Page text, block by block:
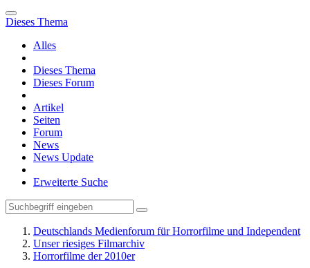
Dieses Thema
Alles
Dieses Thema
Dieses Forum
Artikel
Seiten
Forum
News
News Update
Erweiterte Suche
Deutschlands Medienforum für Horrorfilme und Independent
Unser riesiges Filmarchiv
Horrorfilme der 2010er